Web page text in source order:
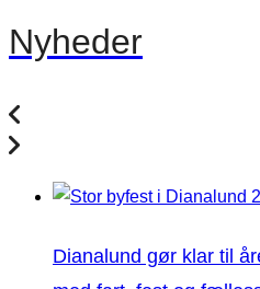
Nyheder
Dianalund gør klar til